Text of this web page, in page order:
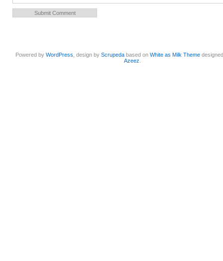
Powered byWordPress , design byScrupeda based onWhite as Milk Theme
Azeez